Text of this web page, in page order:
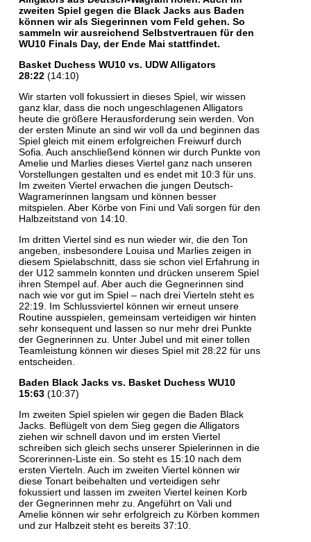
zweiten Spiel gegen die Black Jacks aus Baden
können wir als Siegerinnen vom Feld gehen. So
sammeln wir ausreichend Selbstvertrauen für den
WU10 Finals Day, der Ende Mai stattfindet.
Basket Duchess WU10 vs. UDW Alligators
28:22 (14:10)
Wir starten voll fokussiert in dieses Spiel, wir wissen
ganz klar, dass die noch ungeschlagenen Alligators
heute die größere Herausforderung sein werden. Von
der ersten Minute an sind wir voll da und beginnen das
Spiel gleich mit einem erfolgreichen Freiwurf durch
Sofia. Auch anschließend können wir durch Punkte von
Amelie und Marlies dieses Viertel ganz nach unseren
Vorstellungen gestalten und es endet mit 10:3 für uns.
Im zweiten Viertel erwachen die jungen Deutsch-
Wagramerinnen langsam und können besser
mitspielen. Aber Körbe von Fini und Vali sorgen für den
Halbzeitstand von 14:10.
Im dritten Viertel sind es nun wieder wir, die den Ton
angeben, insbesondere Louisa und Marlies zeigen in
diesem Spielabschnitt, dass sie schon viel Erfahrung in
der U12 sammeln konnten und drücken unserem Spiel
ihren Stempel auf. Aber auch die Gegnerinnen sind
nach wie vor gut im Spiel – nach drei Vierteln steht es
22:19. Im Schlussviertel können wir erneut unsere
Routine ausspielen, gemeinsam verteidigen wir hinten
sehr konsequent und lassen so nur mehr drei Punkte
der Gegnerinnen zu. Unter Jubel und mit einer tollen
Teamleistung können wir dieses Spiel mit 28:22 für uns
entscheiden.
Baden Black Jacks vs. Basket Duchess WU10
15:63 (10:37)
Im zweiten Spiel spielen wir gegen die Baden Black
Jacks. Beflügelt von dem Sieg gegen die Alligators
ziehen wir schnell davon und im ersten Viertel
schreiben sich gleich sechs unserer Spielerinnen in die
Scorerinnen-Liste ein. So steht es 15:10 nach dem
ersten Vierteln. Auch im zweiten Viertel können wir
diese Tonart beibehalten und verteidigen sehr
fokussiert und lassen im zweiten Viertel keinen Korb
der Gegnerinnen mehr zu. Angeführt on Vali und
Amelie können wir sehr erfolgreich zu Körben kommen
und zur Halbzeit steht es bereits 37:10.